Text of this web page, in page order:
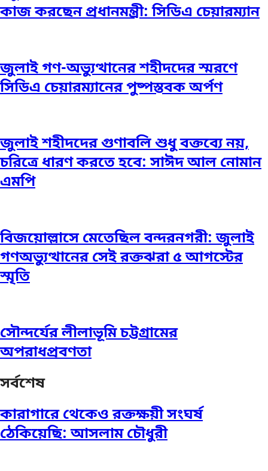
কাজ করছেন প্রধানমন্ত্রী: সিডিএ চেয়ারম্যান
জুলাই গণ-অভ্যুত্থানের শহীদদের স্মরণে
সিডিএ চেয়ারম্যানের পুষ্পস্তবক অর্পণ
জুলাই শহীদদের গুণাবলি শুধু বক্তব্যে নয়,
চরিত্রে ধারণ করতে হবে: সাঈদ আল নোমান
এমপি
বিজয়োল্লাসে মেতেছিল বন্দরনগরী: জুলাই
গণঅভ্যুত্থানের সেই রক্তঝরা ৫ আগস্টের
স্মৃতি
সৌন্দর্যের লীলাভূমি চট্টগ্রামের
অপরাধপ্রবণতা
সর্বশেষ
কারাগারে থেকেও রক্তক্ষয়ী সংঘর্ষ
ঠেকিয়েছি: আসলাম চৌধুরী